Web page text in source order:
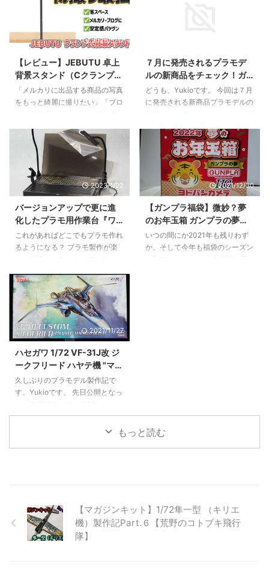
2026/5/17
【レビュー】JEBUTU 卓上
背景スタンド（Cクランプ
式）が物撮りに最強な理
由。省スペースで安定感抜
「メルカリに出品する商品の写真
をもっと綺麗に撮りたい」「ブロ
う思って背景紙を買ったものの、
「背景紙をどうやって固定する
か」で悩んでいませんか？ 一般
的な三脚タイプのスタンドは場所
を取るし、足元が邪魔。かといっ
て壁にテープで貼るのは跡が残る
し準備が面倒……。 そんな悩みを
一発で解決してくれるのが、
JEBUTUの「Cクランプ式 T字型
デスクトップ背景スタンド」で
である理由を詳しくお伝えしま ...
７月に発売されるプラモデ
ルの新商品をチェック！ガ
ンプラやスケールモデルな
ど注目のラインナップを紹
どうも、Yukioです。 今回は７月
に発売される新商品プラモデルの
ジャンルの商品が登場しますの
で、ぜひチェックしてみてくださ
いね。 バンダイ HG 1/144 ガン
ダムシュバルゼッテ 2023年7月8
日(土)発売、価格は2,090円（税
込）。『機動戦士ガンダム 水星
の魔女』より、「ガンダムシュバ
ルゼッテ」がHGシリーズに登
場。首や腰部にボールジョイント
を採用し前後傾のポージングが楽
2023/1/22
バージョンアップで更に進
化したプラモ用作業台『ワ
ークステーション Ver2.0
Pro』をレビュー【プラモ向
これがあればどこでもプラモ作れ
るようになる？ プラモ製作が楽
委員会から、これまでの「ワーク
ステーション Pro」をバージョン
アップした新型が発売されまし
た。 その名も「ワークステーシ
ョン Ver2.0 Pro」。 前作からさ
らに使い勝手を進化を遂げた新型
ワークステーション Proを詳しく
見ていきましょう！ 新型の「ワ
ークステーション Ver2.0 Pro」
外観・付属品など 早速取り出し
た。フレキシブルアームが柔らか
2021/12/30
【ガンプラ福袋】微妙？夢
のお年玉箱 ガンプラの夢の
中身はどうだ【ヨドバシ福
袋2022】
いつの間にか2021年も残りわず
か。そして今年も福袋のシーズン
し前に寝ていても届くのが通販の
ありがたさで ...
2021/11/27
ハセガワ 1/72 VF-31J改 ジ
ークフリード ハヤテ機 "マク
ロスΔ" 製作記 #1【キットレ
ビュー＆仮組】
久しぶりのプラモデル製作記で
す。Yukioです。 先日公開となっ
Live!!!!!!」そして「劇場短編マク
ロスF～時の迷宮～」を鑑賞しマ
クロス熱が高まったこと、ハセガ
じみのキットレビューとして、ま
ずはランナーからチェックしてい
きます。 総パーツ数118、ランナ
もっと読む
【マガジンキット】1/72隼一型 （キリエ
機）製作記Part.６【荒野のコトブキ飛行
隊】